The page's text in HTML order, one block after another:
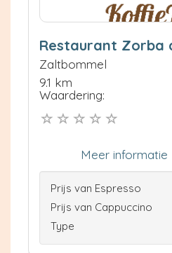
Restaurant Zorba
Zaltbommel
9.1 km
Waardering:
Meer informatie
Prijs van Espresso
Prijs van Cappuccino
Type